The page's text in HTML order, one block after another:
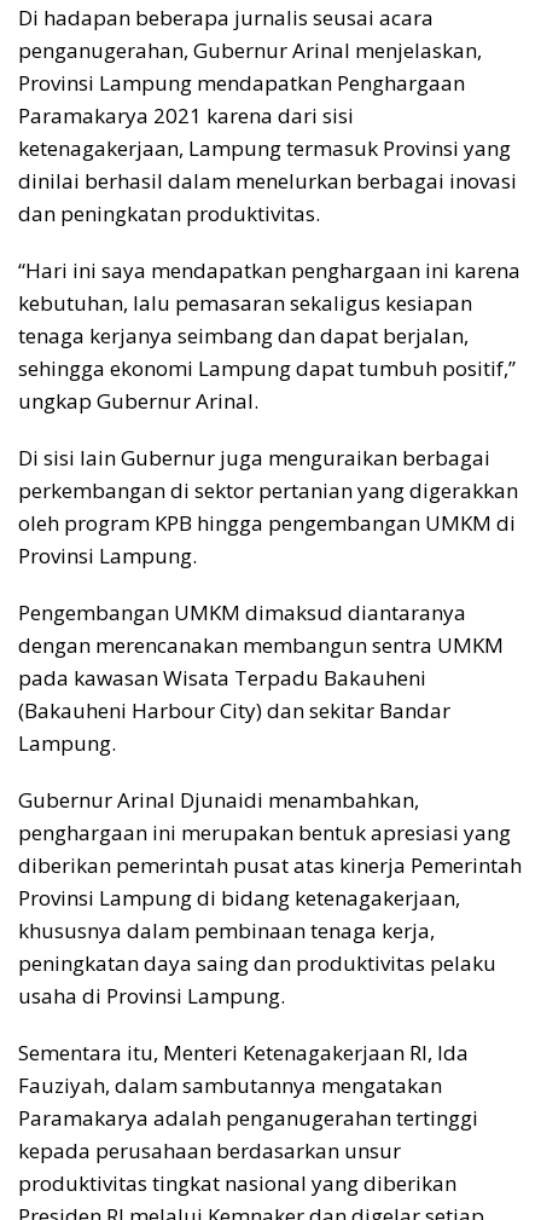
Di hadapan beberapa jurnalis seusai acara
penganugerahan, Gubernur Arinal menjelaskan,
Provinsi Lampung mendapatkan Penghargaan
Paramakarya 2021 karena dari sisi
ketenagakerjaan, Lampung termasuk Provinsi yang
dinilai berhasil dalam menelurkan berbagai inovasi
dan peningkatan produktivitas.
“Hari ini saya mendapatkan penghargaan ini karena
kebutuhan, lalu pemasaran sekaligus kesiapan
tenaga kerjanya seimbang dan dapat berjalan,
sehingga ekonomi Lampung dapat tumbuh positif,”
ungkap Gubernur Arinal.
Di sisi lain Gubernur juga menguraikan berbagai
perkembangan di sektor pertanian yang digerakkan
oleh program KPB hingga pengembangan UMKM di
Provinsi Lampung.
Pengembangan UMKM dimaksud diantaranya
dengan merencanakan membangun sentra UMKM
pada kawasan Wisata Terpadu Bakauheni
(Bakauheni Harbour City) dan sekitar Bandar
Lampung.
Gubernur Arinal Djunaidi menambahkan,
penghargaan ini merupakan bentuk apresiasi yang
diberikan pemerintah pusat atas kinerja Pemerintah
Provinsi Lampung di bidang ketenagakerjaan,
khususnya dalam pembinaan tenaga kerja,
peningkatan daya saing dan produktivitas pelaku
usaha di Provinsi Lampung.
Sementara itu, Menteri Ketenagakerjaan RI, Ida
Fauziyah, dalam sambutannya mengatakan
Paramakarya adalah penganugerahan tertinggi
kepada perusahaan berdasarkan unsur
produktivitas tingkat nasional yang diberikan